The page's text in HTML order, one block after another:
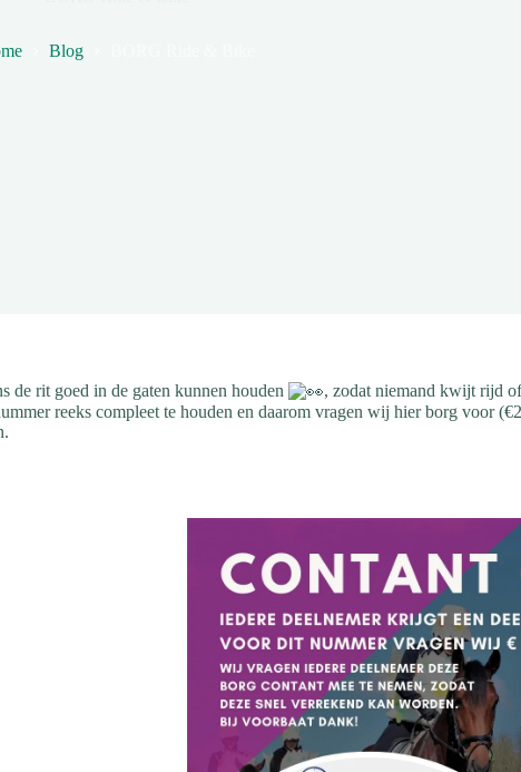
Blog
de rit goed in de gaten kunnen houden
, zodat niemand kwijt rijd
reeks compleet te houden en daarom vragen wij hier borg voor